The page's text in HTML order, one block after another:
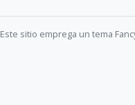
Este sitio emprega un tema